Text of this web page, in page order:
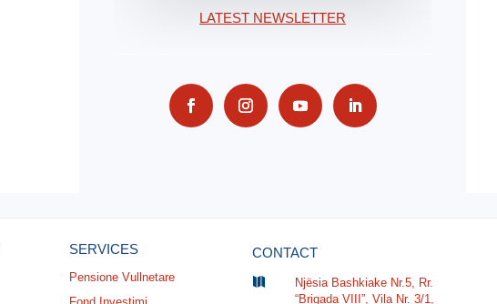
LATEST NEWSLETTER
SERVICES
Pensione Vullnetare
CONTACT

Njësia Bashkiake Nr.5, Rr.
“Brigada VIII”, Vila Nr. 3/1,